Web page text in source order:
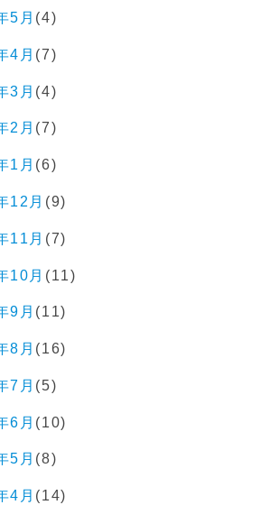
5月 (4)
4月 (7)
3月 (4)
2月 (7)
1月 (6)
12月 (9)
11月 (7)
10月 (11)
9月 (11)
8月 (16)
7月 (5)
6月 (10)
5月 (8)
4月 (14)